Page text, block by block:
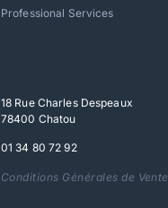
Professional Services
18 Rue Charles Despeaux
78400 Chatou
01 34 80 72 92
Conditions Générales de Vente